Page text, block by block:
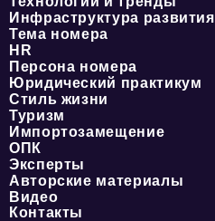
Инфраструктура развития
Тема номера
HR
Персона номера
Юридический практикум
Стиль жизни
Туризм
Импортозамещение
ОПК
Эксперты
Авторские материалы
Видео
Контакты